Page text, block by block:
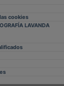
cookies
LAVANDA